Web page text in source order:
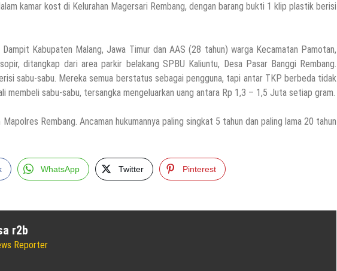
kamar kost di Kelurahan Magersari Rembang, dengan barang bukti 1 klip plastik berisi
Kabupaten Malang, Jawa Timur dan AAS (28 tahun) warga Kecamatan Pamotan,
ditangkap dari area parkir belakang SPBU Kaliuntu, Desa Pasar Banggi Rembang.
sabu-sabu. Mereka semua berstatus sebagai pengguna, tapi antar TKP berbeda tidak
membeli sabu-sabu, tersangka mengeluarkan uang antara Rp 1,3 – 1,5 Juta setiap gram.
Rembang. Ancaman hukumannya paling singkat 5 tahun dan paling lama 20 tahun
WhatsApp Twitter Pinterest
r2b
Reporter